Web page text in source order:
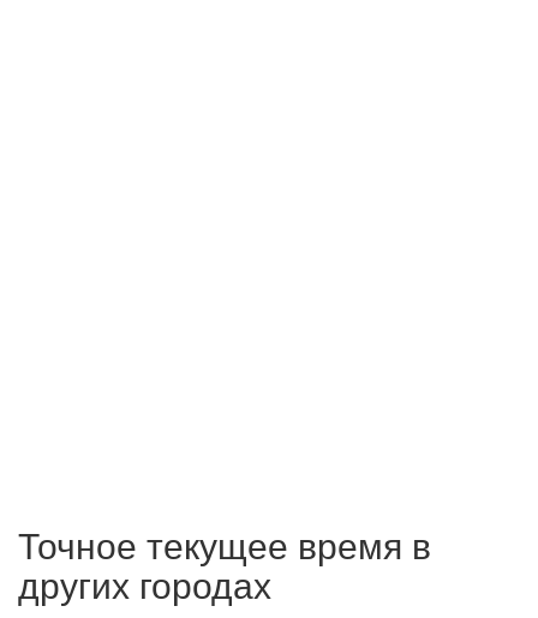
Точное текущее время в
других городах